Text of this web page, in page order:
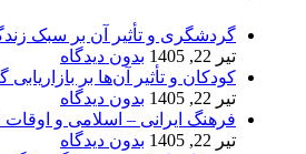
گردشگری و تأثیر آن بر سبک
تیر 22, 1405
بدون دیدگاه
کودکان و تأثیر آن‌ها بر
تیر 22, 1405
بدون دیدگاه
فرهنگ ایرانی – اسلامی و
تیر 22, 1405
بدون دیدگاه